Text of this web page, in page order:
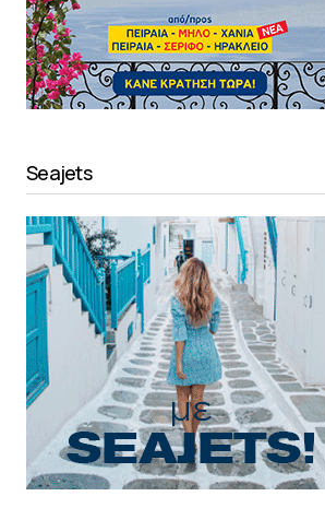
Seajets